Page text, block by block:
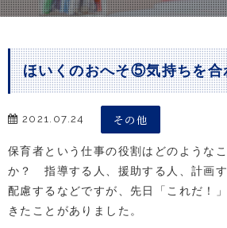
ほいくのおへそ⑤気持ちを合
2021.07.24 その他
保育者という仕事の役割はどのような
か？ 指導する人、援助する人、計画す
配慮するなどですが、先日「これだ！
きたことがありました。